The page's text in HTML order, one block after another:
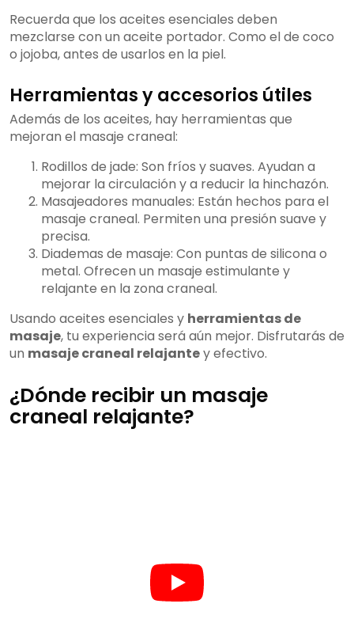
Recuerda que los aceites esenciales deben
mezclarse con un aceite portador. Como el de coco
o jojoba, antes de usarlos en la piel.
Herramientas y accesorios útiles
Además de los aceites, hay herramientas que
mejoran el masaje craneal:
Rodillos de jade: Son fríos y suaves. Ayudan a
mejorar la circulación y a reducir la hinchazón.
Masajeadores manuales: Están hechos para el
masaje craneal. Permiten una presión suave y
precisa.
Diademas de masaje: Con puntas de silicona o
metal. Ofrecen un masaje estimulante y
relajante en la zona craneal.
Usando aceites esenciales y herramientas de
masaje, tu experiencia será aún mejor. Disfrutarás de
un masaje craneal relajantey efectivo.
¿Dónde recibir un masaje
craneal relajante?